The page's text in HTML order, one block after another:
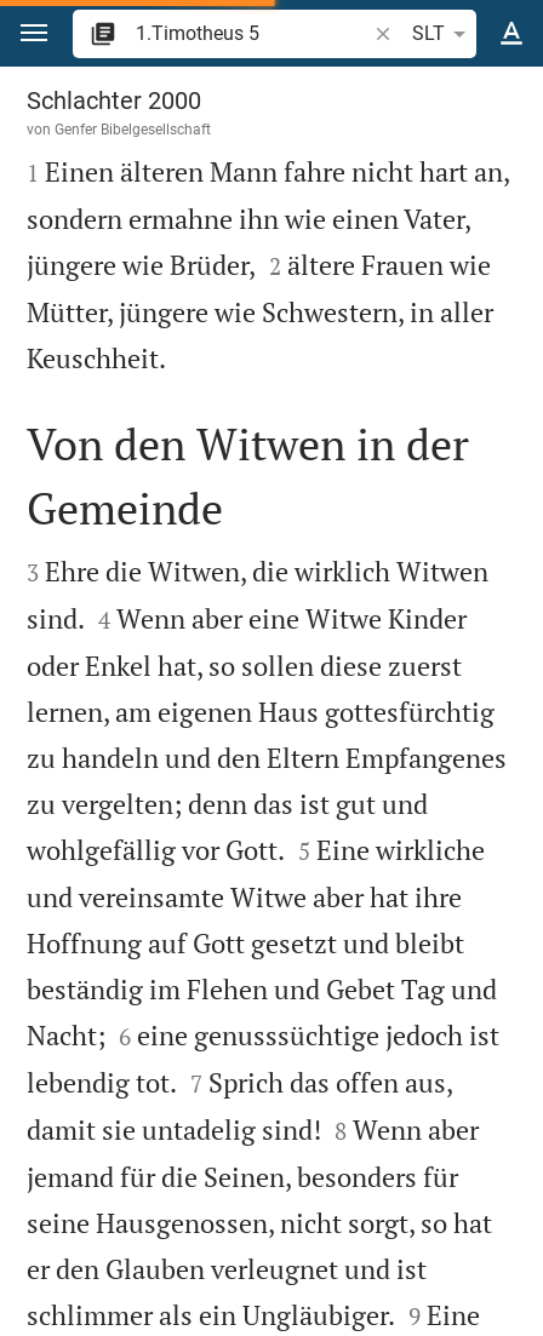
Zum Inhalt springen
Bibelstelle oder
SLT
1.Timotheus 5
Schlachter 2000
vonGenfer Bibelgesellschaft

1 Einen älteren Mann fahre nicht hart an,
sondern ermahne ihn wie einen Vater,
jüngere wie Brüder, 

2 ältere Frauen wie
Mütter, jüngere wie Schwestern, in aller
Keuschheit.

Von den Witwen in der
Gemeinde

3 Ehre die Witwen, die wirklich Witwen
sind. 

4 Wenn aber eine Witwe Kinder
oder Enkel hat, so sollen diese zuerst
lernen, am eigenen Haus gottesfürchtig
zu handeln und den Eltern Empfangenes
zu vergelten; denn das ist gut und
wohlgefällig vor Gott. 

5 Eine wirkliche
und vereinsamte Witwe aber hat ihre
Hoffnung auf Gott gesetzt und bleibt
beständig im Flehen und Gebet Tag und
Nacht; 

6 eine genusssüchtige jedoch ist
lebendig tot. 

7 Sprich das offen aus,
damit sie untadelig sind! 

8 Wenn aber
jemand für die Seinen, besonders für
seine Hausgenossen, nicht sorgt, so hat
er den Glauben verleugnet und ist
schlimmer als ein Ungläubiger. 

9 Eine